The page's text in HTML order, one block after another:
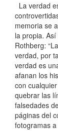
La verdad
memoria se
la propia.
Rothberg:
verdad, por
verdad es
afanan los
con
quebrar las
falsedades
páginas del
fotogramas